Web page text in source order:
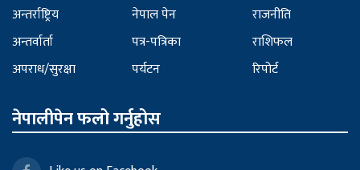
अन्तर्राष्ट्रिय
अन्तर्वार्ता
अपराध/सुरक्षा
नेपाल पेन
पत्र-पत्रिका
पर्यटन
राजनीति
राशिफल
रिपोर्ट
नेपालीपेन फलो गर्नुहोस